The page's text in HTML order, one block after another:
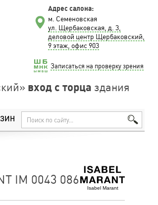
Адрес салона:
м. Семеновская
ул. Щербаковская, д. 3,
деловой центр Щербаковский,
9 этаж, офис 903
Записаться на проверку зрения
вход с торца здания
Isabel Marant
IM 0043 086